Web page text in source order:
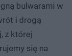
bulwarami w
i drogą
z której
się na